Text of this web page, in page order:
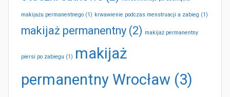
makijażu permanentnego (1) krwawienie podczas menstruacji a zabieg (1)
makijaż permanentny (2) makijaż permanentny
piersi po zabiegu (1) makijaż
permanentny Wrocław (3)